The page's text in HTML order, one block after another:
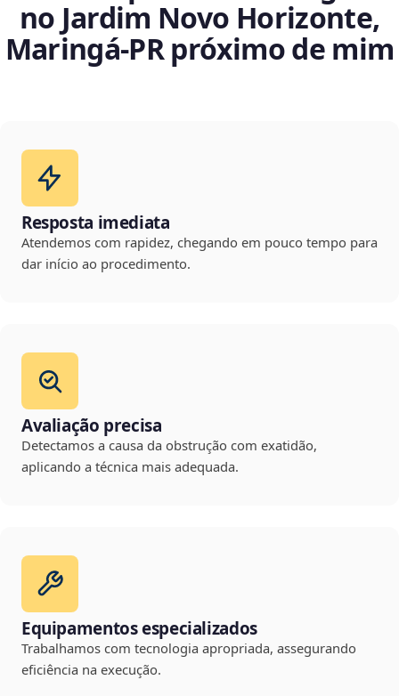
no Jardim Novo Horizonte,
Maringá‑PR próximo de mim
Resposta imediata
Atendemos com rapidez, chegando em pouco tempo para
dar início ao procedimento.
Avaliação precisa
Detectamos a causa da obstrução com exatidão,
aplicando a técnica mais adequada.
Equipamentos especializados
Trabalhamos com tecnologia apropriada, assegurando
eficiência na execução.